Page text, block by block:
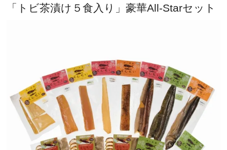
「トビ茶漬け５食入り」豪華All-Starセット